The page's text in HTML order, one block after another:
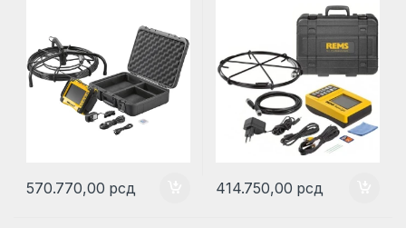
570.770,00 рсд 414.750,00 рсд